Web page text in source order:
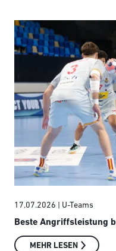
17.07.2026 | U-Teams
Beste Angriffsleistung
MEHR LESEN